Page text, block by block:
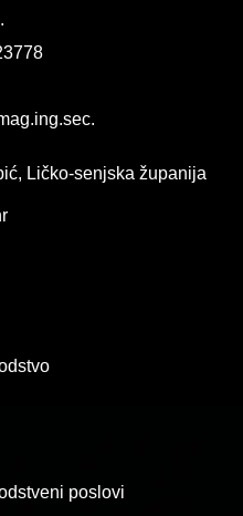
Ličko-senjska županija
poslovi